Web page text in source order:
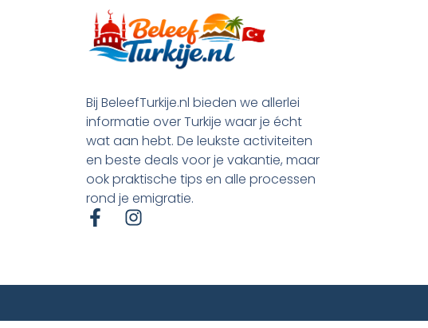
Bij BeleefTurkije.nl bieden we allerlei
informatie over Turkije waar je écht
wat aan hebt. De leukste activiteiten
en beste deals voor je vakantie, maar
ook praktische tips en alle processen
rond je emigratie.